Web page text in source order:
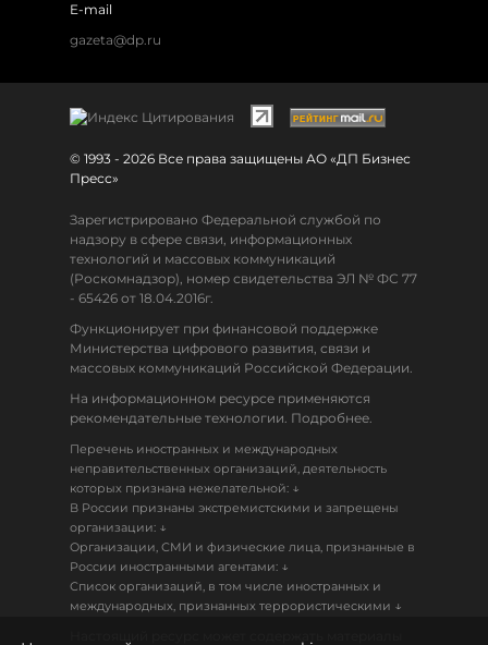
E-mail
gazeta@dp.ru
© 1993 - 2026 Все права защищены АО «ДП Бизнес
Пресс»
Зарегистрировано Федеральной службой по
надзору в сфере связи, информационных
технологий и массовых коммуникаций
(Роскомнадзор), номер свидетельства ЭЛ № ФС 77
- 65426 от 18.04.2016г.
Функционирует при финансовой поддержке
Министерства цифрового развития, связи и
массовых коммуникаций Российской Федерации.
На информационном ресурсе применяются
рекомендательные технологии. Подробнее.
Перечень иностранных и международных
неправительственных организаций, деятельность
которых признана нежелательной: ↓
В России признаны экстремистскими и запрещены
организации: ↓
Организации, СМИ и физические лица, признанные в
России иностранными агентами: ↓
Список организаций, в том числе иностранных и
международных, признанных террористическими ↓